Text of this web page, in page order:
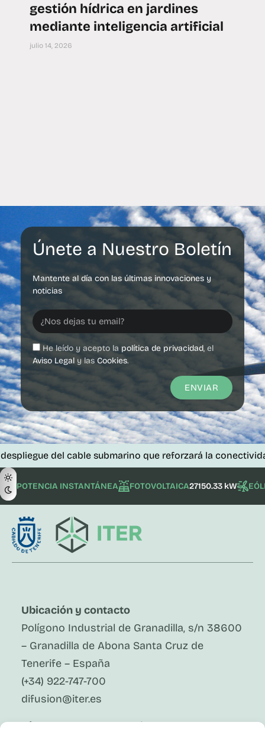
gestión hídrica en jardines
mediante inteligencia artificial
julio 14, 2026
Únete a Nuestro Boletín
Mantente al día con las últimas innovaciones y
noticias
He leído y acepto la política de privacidad, el
Aviso Legal y las Cookies.
ENVIAR
del cable submarino que reforzará la conectividad de
POTENCIA INSTANTÁNEA FOTOVOLTAICA27150.33 kW
Ubicación y contacto
Polígono Industrial de Granadilla, s/n 38600
– Granadilla de Abona Santa Cruz de
Tenerife – España
(+34) 922-747-700
difusion@iter.es
Síguenos En Redes Sociales